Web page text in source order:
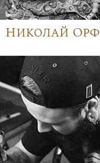
Николай Орф